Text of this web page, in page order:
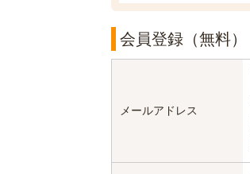
会員登録（無料）
メールアドレス